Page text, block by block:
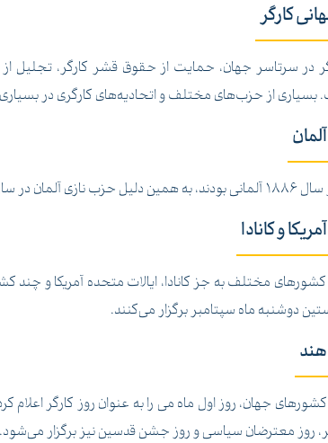
کارگر
در سرتاسر جهان، حمایت از حقوق قشر کارگر، تجلیل
از حزب‌های مختلف و اتحادیه‌های کارگری در بسیاری
عمومی اعلام نمود.
و کانادا
مختلف به جز کانادا، ایالات متحده آمریکا و چند
دوشنبه ماه سپتامبر برگزار می‌کنند.
هند
جهان، روز اول ماه می را به عنوان روز کارگر
روز معترضان سیاسی و روز جشن قدسین نیز برگزار می‌شود.